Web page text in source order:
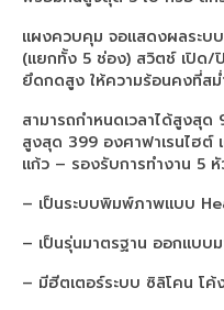
Arena sublimation
เครื่องพิมพ์ซับ
เครื่องพิมพ์ซั
เครื่องพิมพ์ซับลิ
เครื่องสกรีนเ
เเผงควบคุม จอแสดงผลระบ
(เเยกทั้ง 5 ช่อง) สวิตช์ เปิด/
ยึดกดสูง ให้ความร้อนคงที่สม่
สามารถกำหนดเวลาได้สูงสุ
สูงสุด 399 องศาฟาเรนไฮต์
แก้ว – รองรับการทำงาน 5
– เป็นระบบพิมพ์ภาพแบบ
– เป็นรุ่นมาตรฐาน ออกแบบ
– มีฮีตเตอร์ระบบ ซิลิโคน โค้